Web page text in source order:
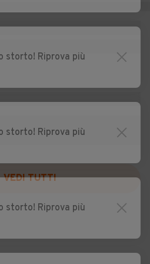
Auto usate Noviglio
Auto usate Ossona
Auto usate Paderno
Auto usate Parabiago
Auto usate Pessano con
Auto usate Pioltello
VEDI TUTTI
storto! Riprova più
storto! Riprova più
storto! Riprova più